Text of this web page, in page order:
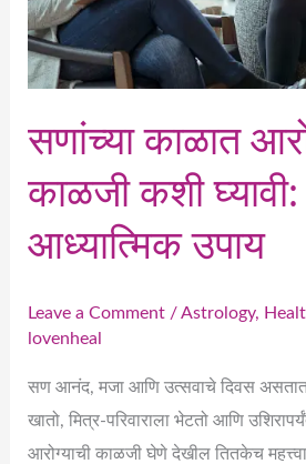
सणांच्या काळात
काळजी कशी
आध्यात्मिक उपाय
Leave a Comment /Astrology,
lovenheal
सण आनंद, मजा आणि उत्सवाचे दिवस
खातो, मित्र-परिवाराला भेटतो आणि
आरोग्याची काळजी घेणे देखील तितकेच
साधे
आध्यात्मिक
उपाय